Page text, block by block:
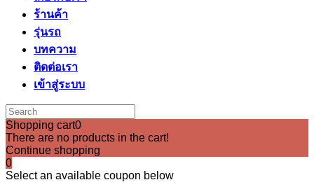
ร้านค้า
รุ่นรถ
บทความ
ติดต่อเรา
เข้าสู่ระบบ
Shopping cart0
There are no products in the cart!
Continue shopping
0
Select an available coupon below